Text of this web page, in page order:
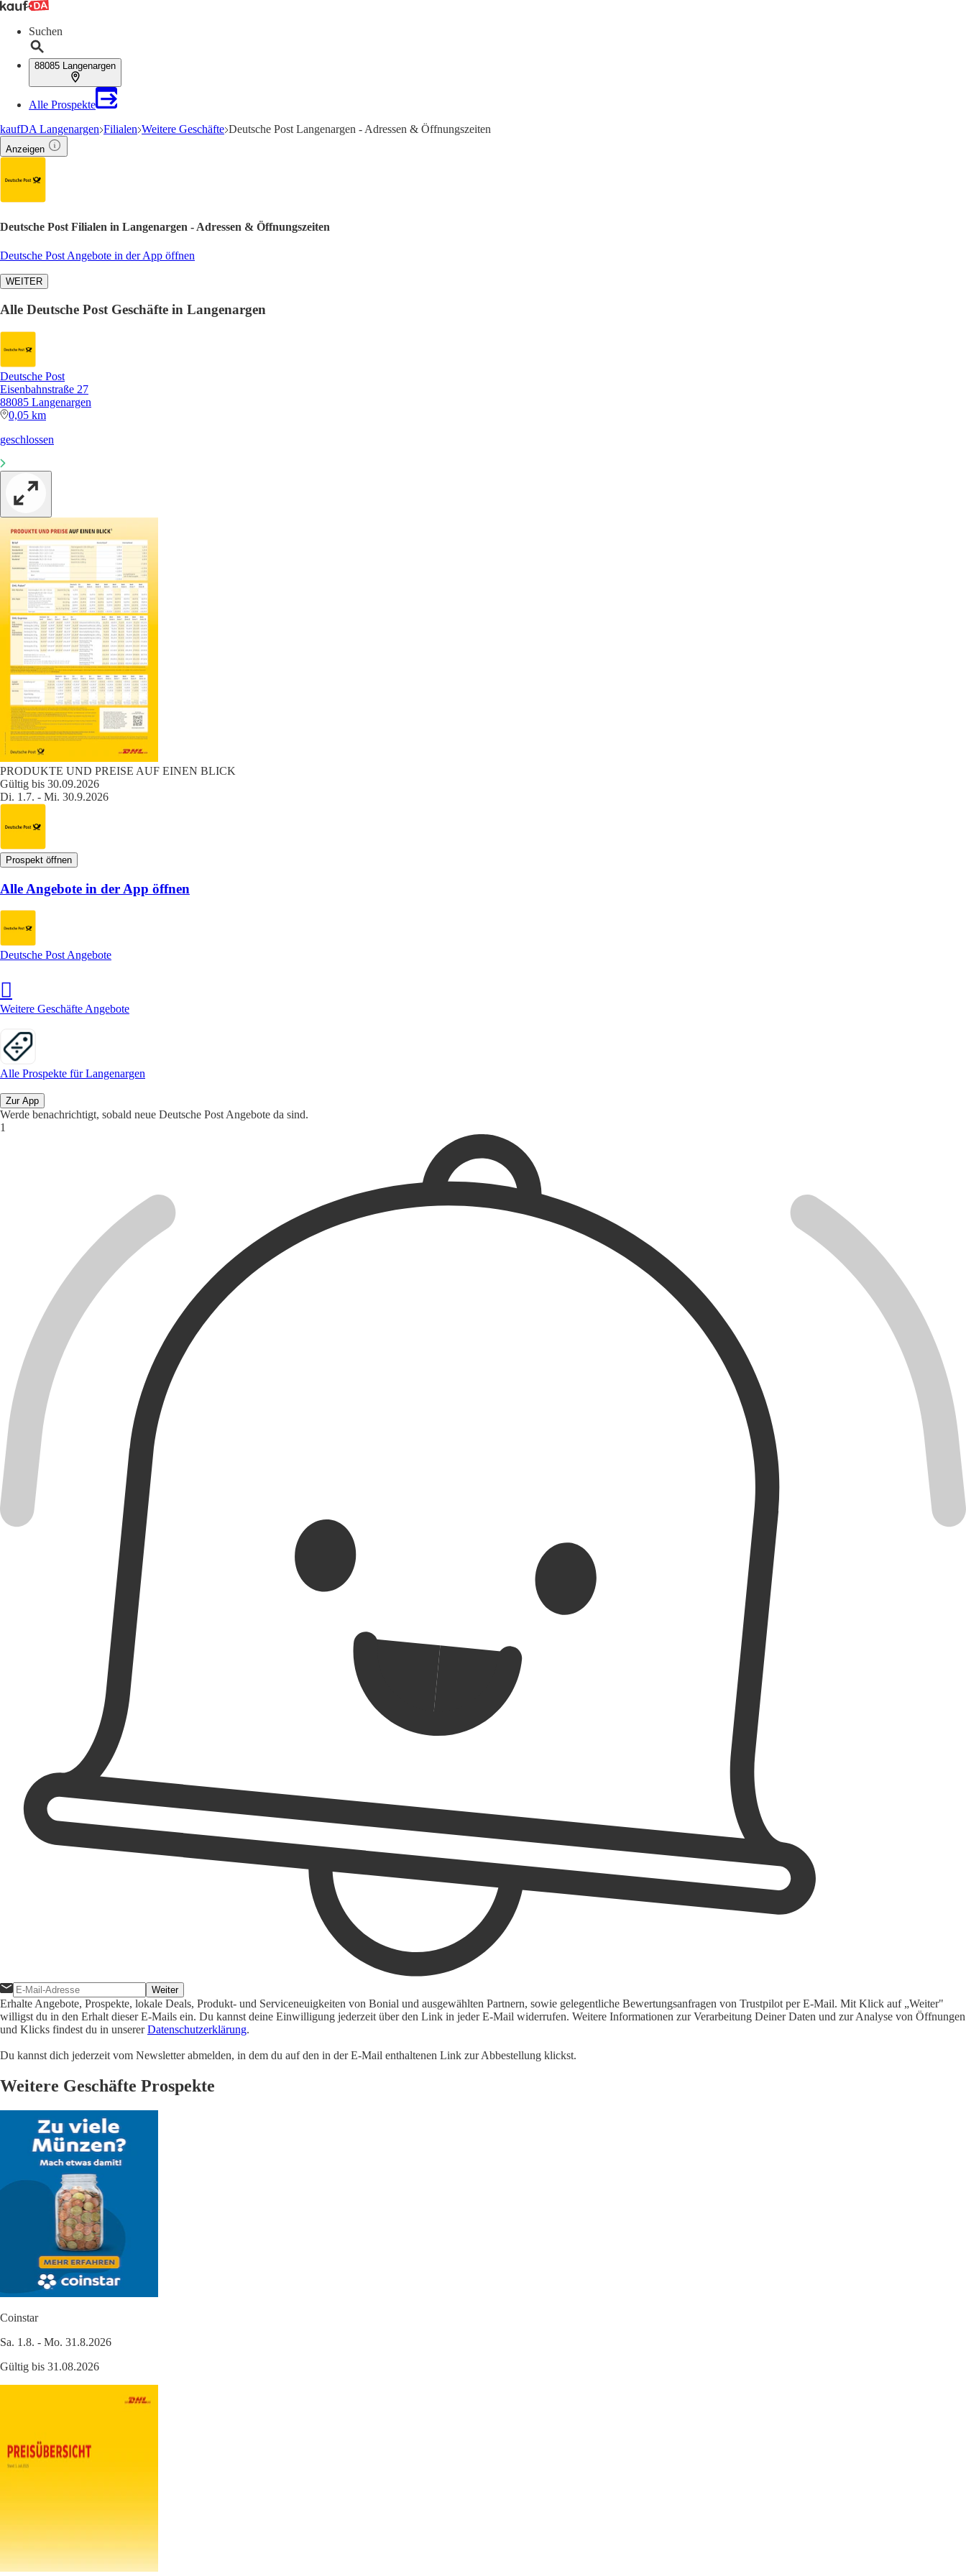
Suchen
88085 Langenargen
Alle Prospekte
kaufDA Langenargen Filialen Weitere Geschäfte Deutsche Post Langenargen - Adressen & Öffnungszeiten
Anzeigen
Deutsche Post Filialen in Langenargen - Adressen & Öffnungszeiten
Deutsche Post Angebote in der App öffnen
WEITER
Alle Deutsche Post Geschäfte in Langenargen
Deutsche Post
Eisenbahnstraße 27
88085 Langenargen
0,05 km
geschlossen
PRODUKTE UND PREISE AUF EINEN BLICK
Gültig bis 30.09.2026
Di. 1.7. - Mi. 30.9.2026
Prospekt öffnen
Alle Angebote in der App öffnen
Deutsche Post Angebote
Weitere Geschäfte Angebote
Alle Prospekte für Langenargen
Zur App
Werde benachrichtigt, sobald neue Deutsche Post Angebote da sind.
Weiter
Erhalte Angebote, Prospekte, lokale Deals, Produkt- und Serviceneuigkeiten von Bonial und ausgewählten Partnern, sowie gelegentliche Bewertungsanfragen von Trustpilot per E-Mail. Mit Klick auf „Weiter"
willigst du in den Erhalt dieser E-Mails ein. Du kannst deine Einwilligung jederzeit über den Link in jeder E-Mail widerrufen. Weitere Informationen zur Verarbeitung Deiner Daten und zur Analyse von Öffnungen
und Klicks findest du in unsererDatenschutzerklärung.
Du kannst dich jederzeit vom Newsletter abmelden, in dem du auf den in der E-Mail enthaltenen Link zur Abbestellung klickst.
Weitere Geschäfte Prospekte
Coinstar
Sa. 1.8. - Mo. 31.8.2026
Gültig bis 31.08.2026